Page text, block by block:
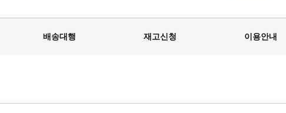
배송대행 재고신청 이용안내